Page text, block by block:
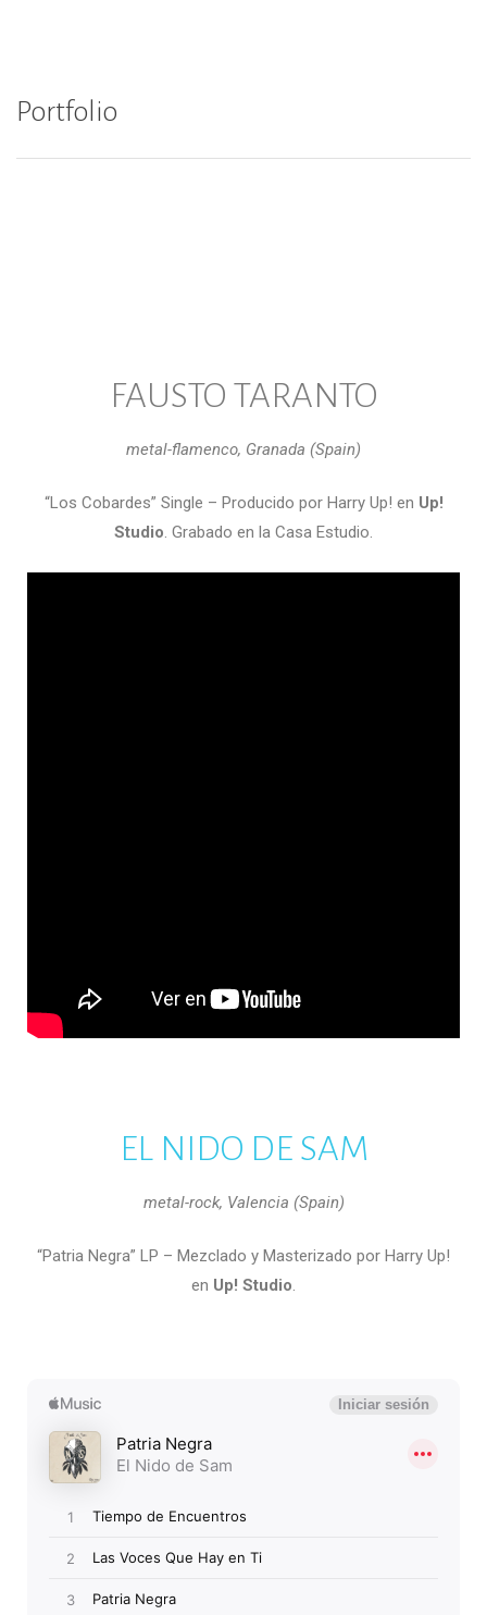
Up Studio
Portfolio
FAUSTO TARANTO
metal-flamenco, Granada (Spain)
“Los Cobardes” Single – Producido por Harry Up! en Up!
Studio. Grabado en la Casa Estudio.
EL NIDO DE SAM
metal-rock, Valencia (Spain)
“Patria Negra” LP – Mezclado y Masterizado por Harry Up!
en Up! Studio.